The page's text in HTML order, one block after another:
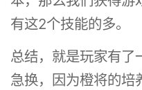
有这2个技能的多。
总结，就是玩家有了
急换，因为橙将的培